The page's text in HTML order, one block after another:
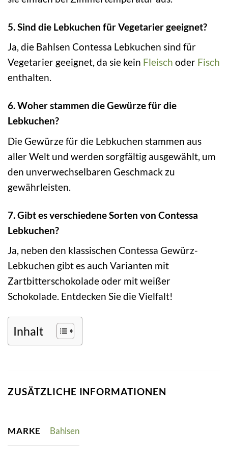
5. Sind die Lebkuchen für Vegetarier geeignet?
Ja, die Bahlsen Contessa Lebkuchen sind für
Vegetarier geeignet, da sie kein Fleisch oder Fisch
enthalten.
6. Woher stammen die Gewürze für die
Lebkuchen?
Die Gewürze für die Lebkuchen stammen aus
aller Welt und werden sorgfältig ausgewählt, um
den unverwechselbaren Geschmack zu
gewährleisten.
7. Gibt es verschiedene Sorten von Contessa
Lebkuchen?
Ja, neben den klassischen Contessa Gewürz-
Lebkuchen gibt es auch Varianten mit
Zartbitterschokolade oder mit weißer
Schokolade. Entdecken Sie die Vielfalt!
Inhalt
ZUSÄTZLICHE INFORMATIONEN
MARKE Bahlsen